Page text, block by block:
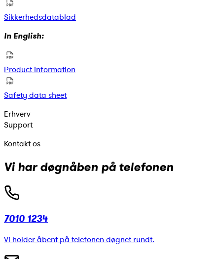
Sikkerhedsdatablad
In English:
Product information
Safety data sheet
Erhverv
Support
Kontakt os
Vi har døgnåben på telefonen
7010 1234
Vi holder åbent på telefonen døgnet rundt.